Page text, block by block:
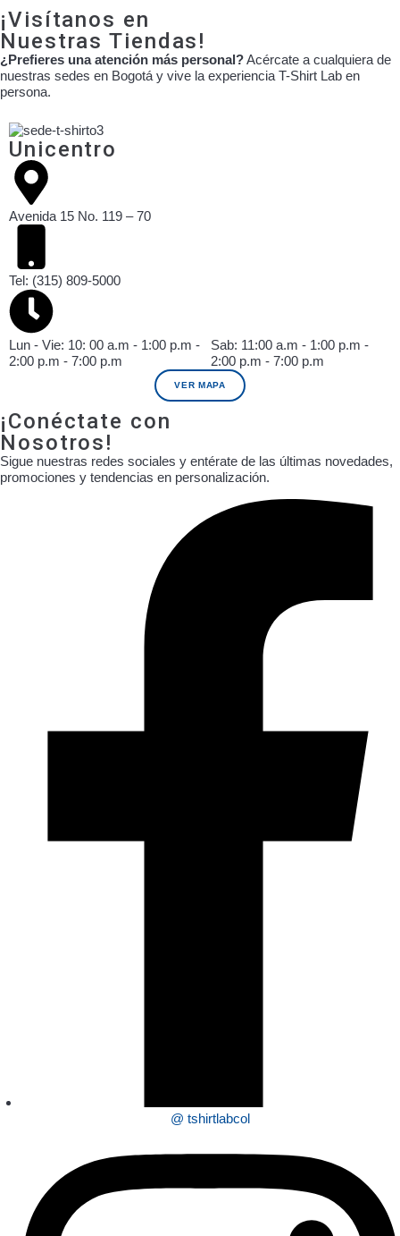
¡Visítanos en
Nuestras Tiendas!
¿Prefieres una atención más personal?Acércate a cualquiera de
nuestras sedes en Bogotá y vive la experiencia T-Shirt Lab en
persona.
Unicentro
Avenida 15 No. 119 – 70
Tel: (315) 809-5000
Lun - Vie: 10: 00 a.m - 1:00 p.m -
2:00 p.m - 7:00 p.m
Sab: 11:00 a.m - 1:00 p.m -
2:00 p.m - 7:00 p.m
VER MAPA
¡Conéctate con
Nosotros!
Sigue nuestras redes sociales y entérate de las últimas novedades,
promociones y tendencias en personalización.
@ tshirtlabcol